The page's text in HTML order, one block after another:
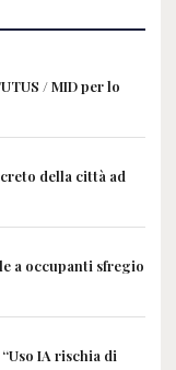
/ MID per lo
della città ad
a occupanti sfregio
IA rischia di